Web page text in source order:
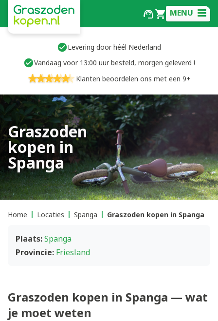
MENU
Levering door héél Nederland
Vandaag voor 13:00 uur besteld, morgen geleverd !
Klanten beoordelen ons met een 9+
Graszoden
kopen in
Spanga
Home Locaties Spanga Graszoden kopen in Spanga
Plaats:Spanga
Provincie: Friesland
Graszoden kopen in Spanga — wat
je moet weten